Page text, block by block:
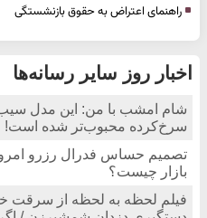
راهنمای اعتراض به حقوق بازنشستگی